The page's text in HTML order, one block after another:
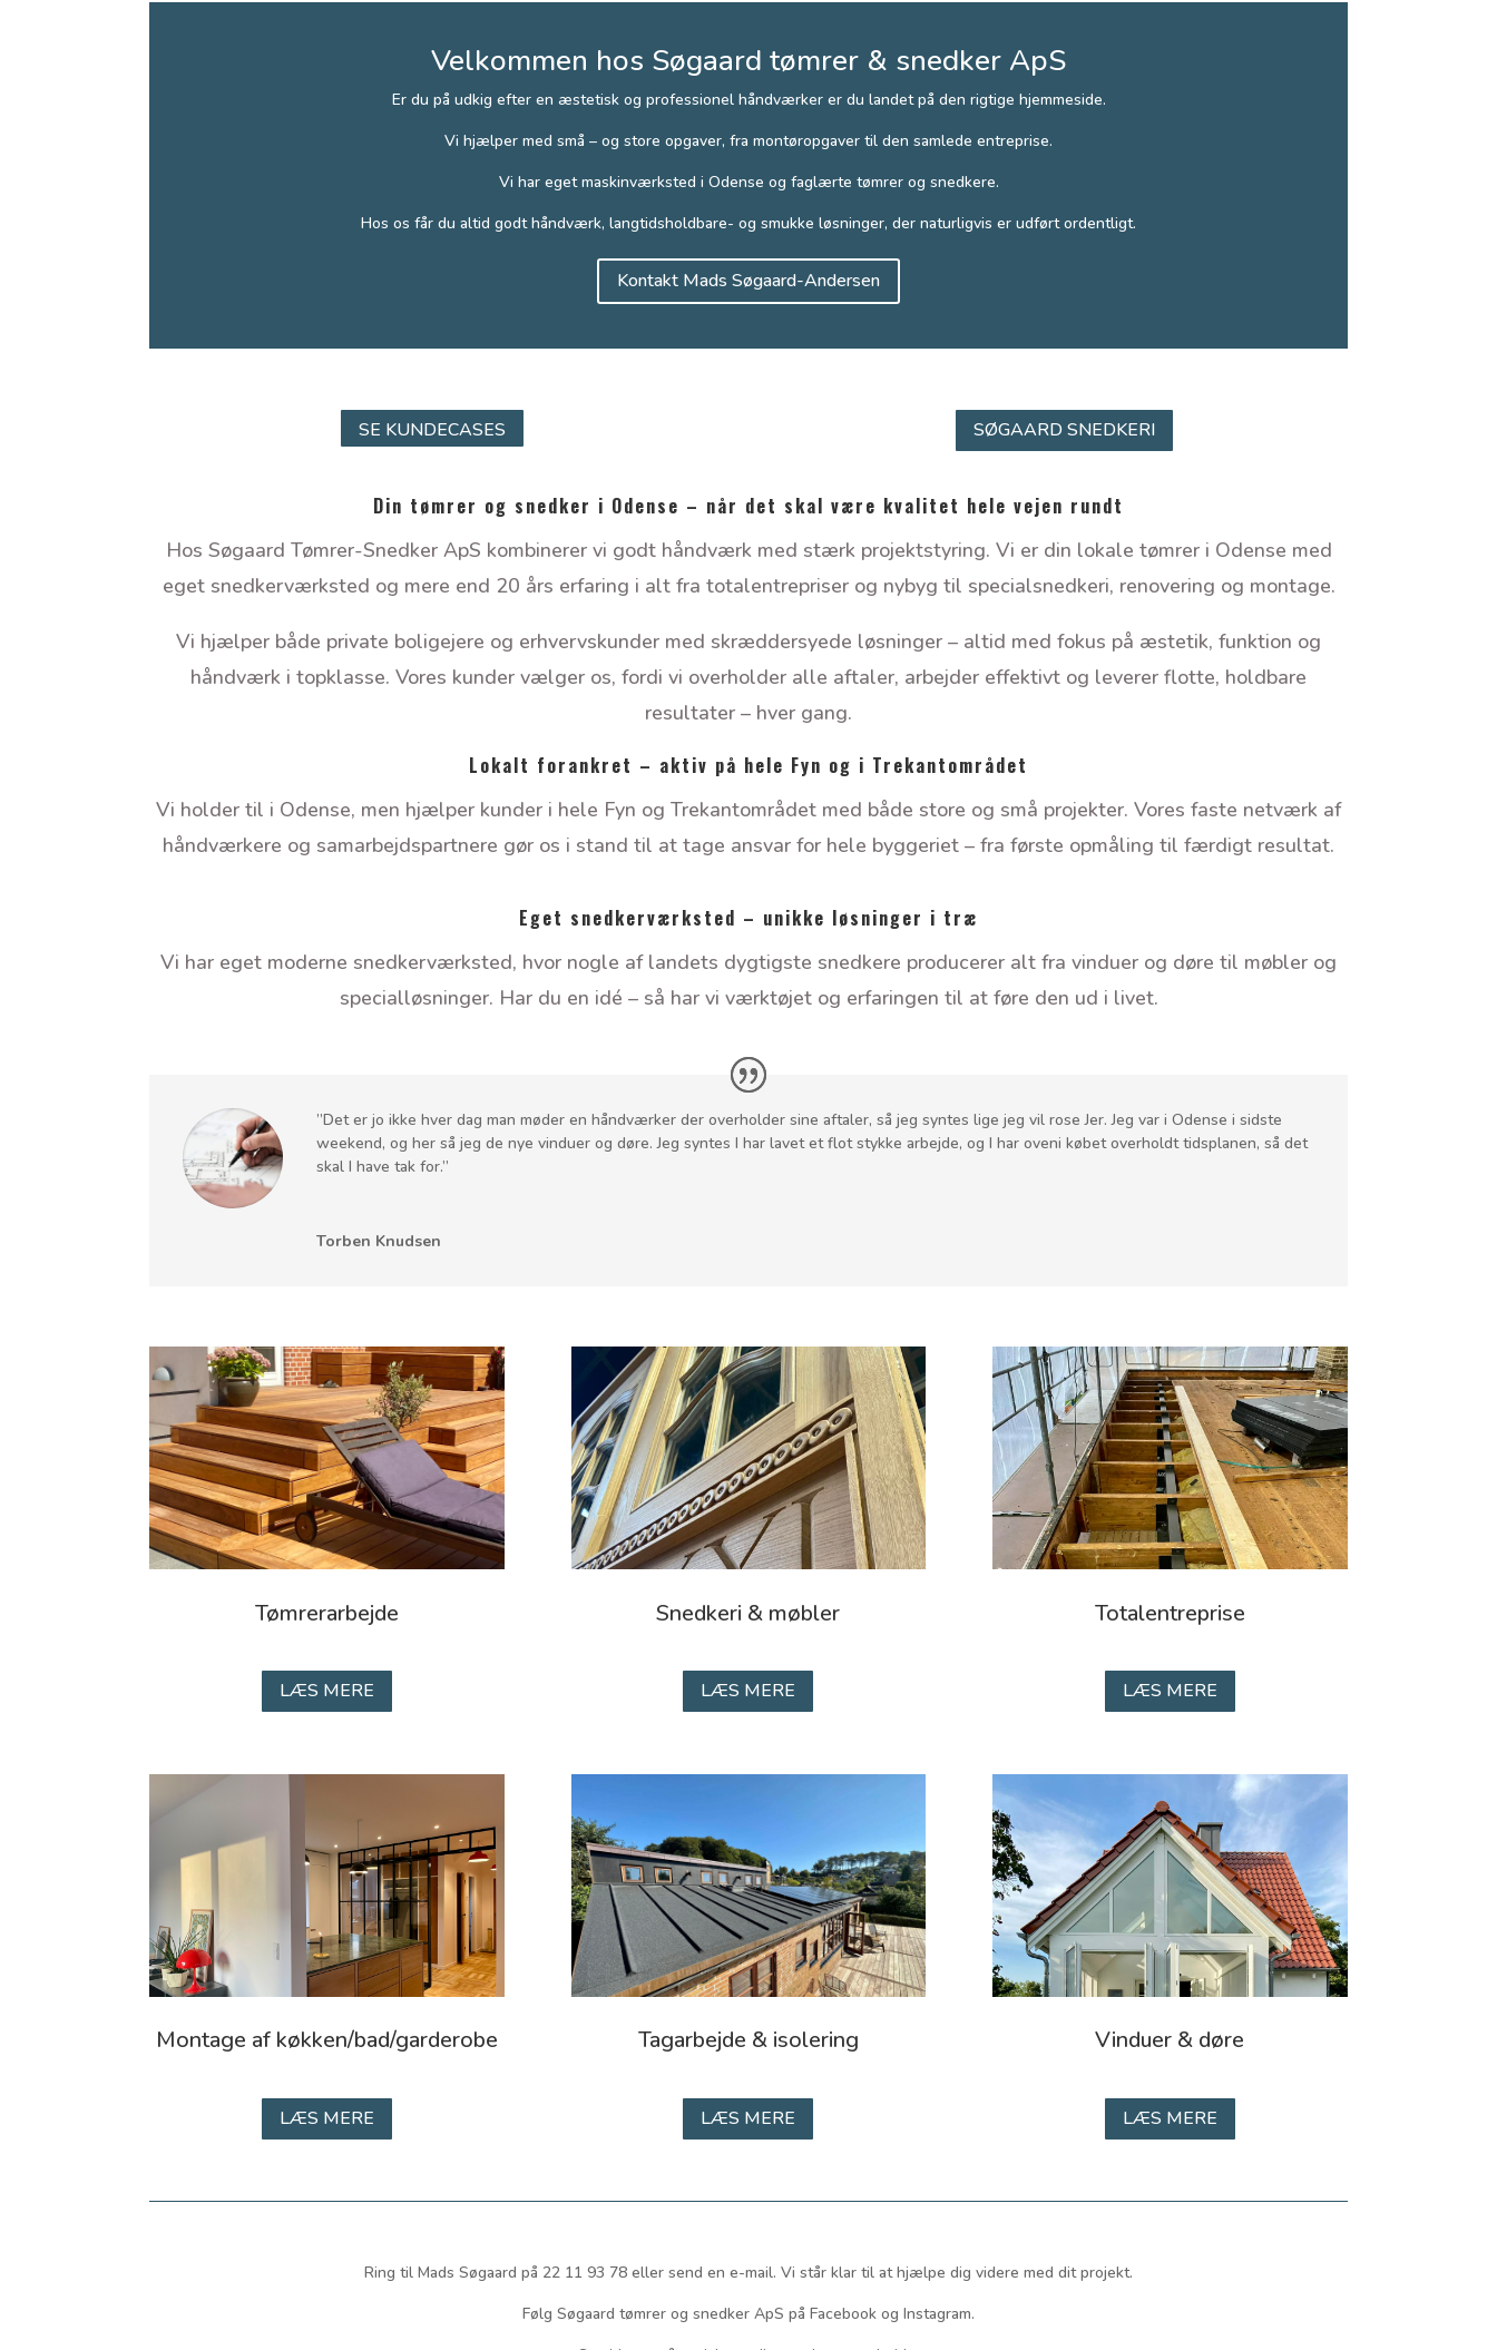
Velkommen hos Søgaard tømrer & snedker ApS
Er du på udkig efter en æstetisk og professionel håndværker er du landet på den rigtige hjemmeside.
Vi hjælper med små – og store opgaver, fra montøropgaver til den samlede entreprise.
Vi har eget maskinværksted i Odense og faglærte tømrer og snedkere.
Hos os får du altid godt håndværk, langtidsholdbare- og smukke løsninger, der naturligvis er udført ordentligt.
Kontakt Mads Søgaard-Andersen
SE KUNDECASES SØGAARD SNEDKERI
Din tømrer og snedker i Odense – når det skal være kvalitet hele vejen rundt
Hos Søgaard Tømrer-Snedker ApS kombinerer vi godt håndværk med stærk projektstyring. Vi er din lokale tømrer i Odense med
eget snedkerværksted og mere end 20 års erfaring i alt fra totalentrepriser og nybyg til specialsnedkeri, renovering og montage.
Vi hjælper både private boligejere og erhvervskunder med skræddersyede løsninger – altid med fokus på æstetik, funktion og
håndværk i topklasse. Vores kunder vælger os, fordi vi overholder alle aftaler, arbejder effektivt og leverer flotte, holdbare
resultater – hver gang.
Lokalt forankret – aktiv på hele Fyn og i Trekantområdet
Vi holder til i Odense, men hjælper kunder i hele Fyn og Trekantområdet med både store og små projekter. Vores faste netværk af
håndværkere og samarbejdspartnere gør os i stand til at tage ansvar for hele byggeriet – fra første opmåling til færdigt resultat.
Eget snedkerværksted – unikke løsninger i træ
Vi har eget moderne snedkerværksted, hvor nogle af landets dygtigste snedkere producerer alt fra vinduer og døre til møbler og
specialløsninger. Har du en idé – så har vi værktøjet og erfaringen til at føre den ud i livet.
”Det er jo ikke hver dag man møder en håndværker der overholder sine aftaler, så jeg syntes lige jeg vil rose Jer. Jeg var i Odense i sidste
weekend, og her så jeg de nye vinduer og døre. Jeg syntes I har lavet et flot stykke arbejde, og I har oveni købet overholdt tidsplanen, så det
skal I have tak for.”
Torben Knudsen
Tømrerarbejde
LÆS MERE
Snedkeri & møbler
LÆS MERE
Totalentreprise
LÆS MERE
Montage af køkken/bad/garderobe
LÆS MERE
Tagarbejde & isolering
LÆS MERE
Vinduer & døre
LÆS MERE
Ring til Mads Søgaard på 22 11 93 78 eller send en e-mail. Vi står klar til at hjælpe dig videre med dit projekt.
Følg Søgaard tømrer og snedker ApS på Facebook og Instagram.